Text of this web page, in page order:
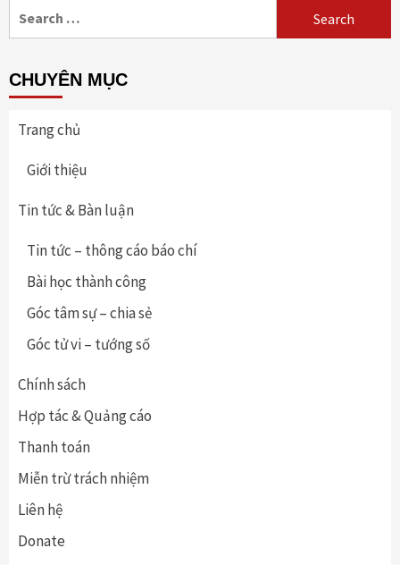
CHUYÊN MỤC
Trang chủ
Giới thiệu
Tin tức & Bàn luận
Tin tức – thông cáo báo chí
Bài học thành công
Góc tâm sự – chia sẻ
Góc tử vi – tướng số
Chính sách
Hợp tác & Quảng cáo
Thanh toán
Miễn trừ trách nhiệm
Liên hệ
Donate